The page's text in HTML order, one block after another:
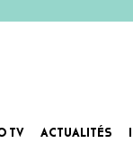
TV ACTUALITÉS